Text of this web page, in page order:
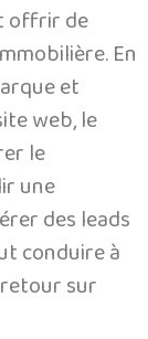
offrir de
En
et
web, le
le
une
des leads
conduire à
sur